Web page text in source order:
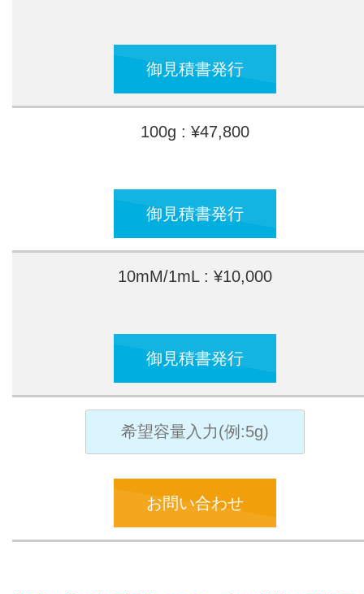
御見積書発行
100g : ¥47,800
御見積書発行
10mM/1mL : ¥10,000
御見積書発行
お問い合わせ